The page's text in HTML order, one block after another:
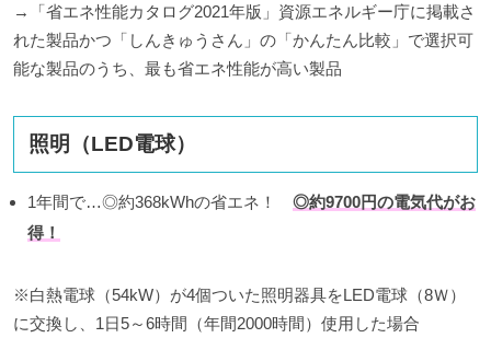
→「省エネ性能カタログ2021年版」資源エネルギー庁に掲載さ
れた製品かつ「しんきゅうさん」の「かんたん比較」で選択可
能な製品のうち、最も省エネ性能が高い製品
照明（LED電球）
1年間で…◎約368kWhの省エネ！ ◎約9700円の電気代がお
得！
※白熱電球（54kW）が4個ついた照明器具をLED電球（8Ｗ）
に交換し、1日5～6時間（年間2000時間）使用した場合